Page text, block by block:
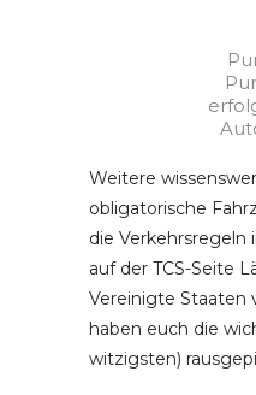
Weitere
obligatorische
die Verkehrsregeln
auf der TCS-Seite
Vereinigte Staaten
haben euch die
witzigsten)